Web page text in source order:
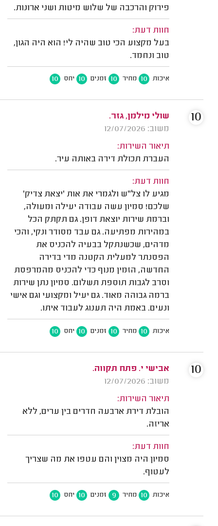
פירוק והרכבה של שלוש מיטות ושני ארונות.
חוות דעת:
בעל מקצוע הכי טוב שהיה לי! הוא היה הגון,
טוב ונחמד.
איכות 10 מחיר 10 זמנים 10 יחס 10
שולי מילמן, גזר.
משוב: 12/07/2026
תיאור השירות:
העברת תכולת דירה באותה עיר.
חוות דעת:
מגיע לו צל"ש ולגמרי את אות 'יצאת צדיק'
שלכם! סמיון עשה עבודה יעילה ומעולה,
וברמת שירות יוצאת דופן. גם תקתק הכל
במהירות מפתיעה. גם עבד מסודר ונקי, והכי
מדהים, שכשנתקל בבעיה להכניס את
הפסנתר למעלית הקטנה מדי בדירה
החדשה, הזמין מנוף כדי להכניס מהמרפסת
וסרב לגבות תוספת תשלום. סמיון נתן שירות
ברמה גבוהה מאוד. גם יעיל ומקצועי וגם אישי
ונעים. באמת היה תענוג לעבוד איתו.
איכות 10 מחיר 10 זמנים 10 יחס 10
10
אבישי י. פתח תקווה.
משוב: 12/07/2026
תיאור השירות:
הובלת דירת ארבעה חדרים בין ערים, ללא
אריזה.
חוות דעת:
סמיון היה מצוין והם עטפו את מה שצריך
לעטוף.
איכות 10 מחיר 9 זמנים 10 יחס 10
10